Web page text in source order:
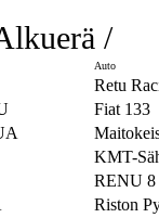
/
Auto
Retu
Fiat 133
KMT-
RENU 8
Riston